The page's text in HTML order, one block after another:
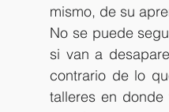
mismo, de su
No se puede
si van a
contrario de lo
talleres en